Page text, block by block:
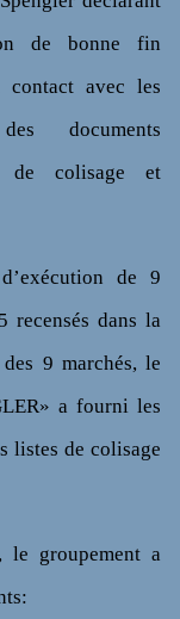
de bonne fin
contact avec les
documents
de colisage et
de 9
recensés dans la
9 marchés, le
a fourni les
listes de colisage
le groupement a